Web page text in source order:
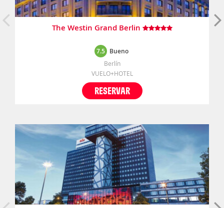
The Westin Grand Berlin
7.5 Bueno
Berlín
VUELO+HOTEL
RESERVAR